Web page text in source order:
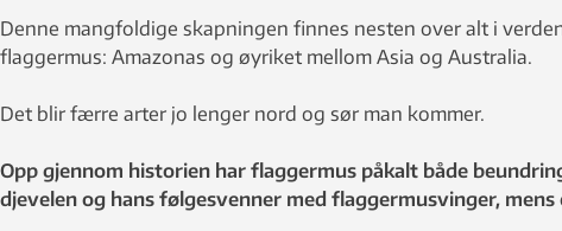
Denne mangfoldige skapningen finnes nesten over alt i
flaggermus: Amazonas og øyriket mellom Asia og Australia.
Det blir færre arter jo lenger nord og sør man kommer.
Opp gjennom historien har flaggermus påkalt både
djevelen og hans følgesvenner med flaggermusvinger,